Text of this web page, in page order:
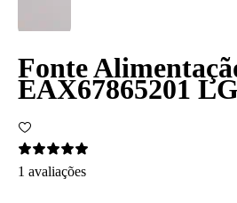
Fonte
EAX67865201
1 avaliações